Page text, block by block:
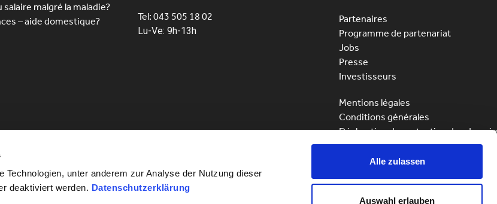
Technologien, unter anderem zur Analyse der Nutzung dieser
deaktiviert werden. Datenschutzerklärung
Alle zulassen
Auswahl erlauben
malgré la maladie?
– aide domestique?
Tel: 043 505 18 02
Lu-Ve: 9h-13h
Partenaires
Programme de partenariat
Jobs
Presse
Investisseurs
Mentions légales
Conditions générales
Déclaration de protection des
quitt Allemagne
quitt Business